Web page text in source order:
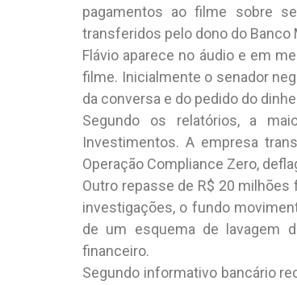
pagamentos ao filme sobre
transferidos pelo dono do
Flávio aparece no áudio e em
filme. Inicialmente o senador
da conversa e do pedido do
Segundo os relatórios, a
Investimentos. A empresa
Operação Compliance Zero,
Outro repasse de R$ 20
investigações, o fundo
de um esquema de lavagem
financeiro.
Segundo informativo bancário